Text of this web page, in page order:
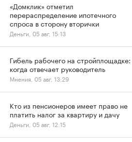
«Домклик» отметил
перераспределение ипотечного
спроса в сторону вторички
Деньги, 05 авг, 15:13
Гибель рабочего на стройплощадке:
когда отвечает руководитель
Мнения, 05 авг, 13:29
Кто из пенсионеров имеет право не
платить налог за квартиру и дачу
Деньги, 05 авг, 12:15